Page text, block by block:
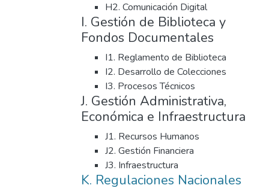
H2. Comunicación Digital
I. Gestión de Biblioteca y
Fondos Documentales
I1. Reglamento de Biblioteca
I2. Desarrollo de Colecciones
I3. Procesos Técnicos
J. Gestión Administrativa,
Económica e Infraestructura
J1. Recursos Humanos
J2. Gestión Financiera
J3. Infraestructura
K. Regulaciones Nacionales